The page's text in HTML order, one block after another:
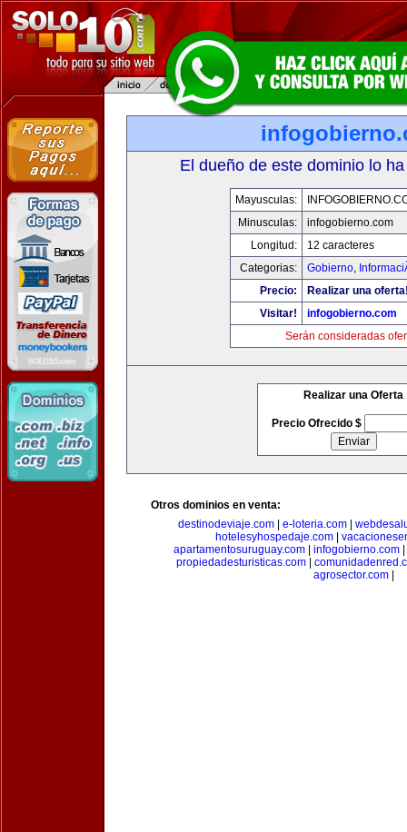
El dueño de este dominio lo
Mayusculas:
Minusculas:
infogobierno.com
Longitud:
12 caracteres
Categorias:
Gobierno,
Precio:
Realizar una
Visitar!
infogobierno.com
Serán consideradas
Realizar una Oferta
Precio Ofrecido $
Otros dominios en venta:
destinodeviaje.com
e-loteria.com
hotelesyhospedaje.com
apartamentosuruguay.com
infogobierno.com
propiedadesturisticas.com|
agrosector.com|